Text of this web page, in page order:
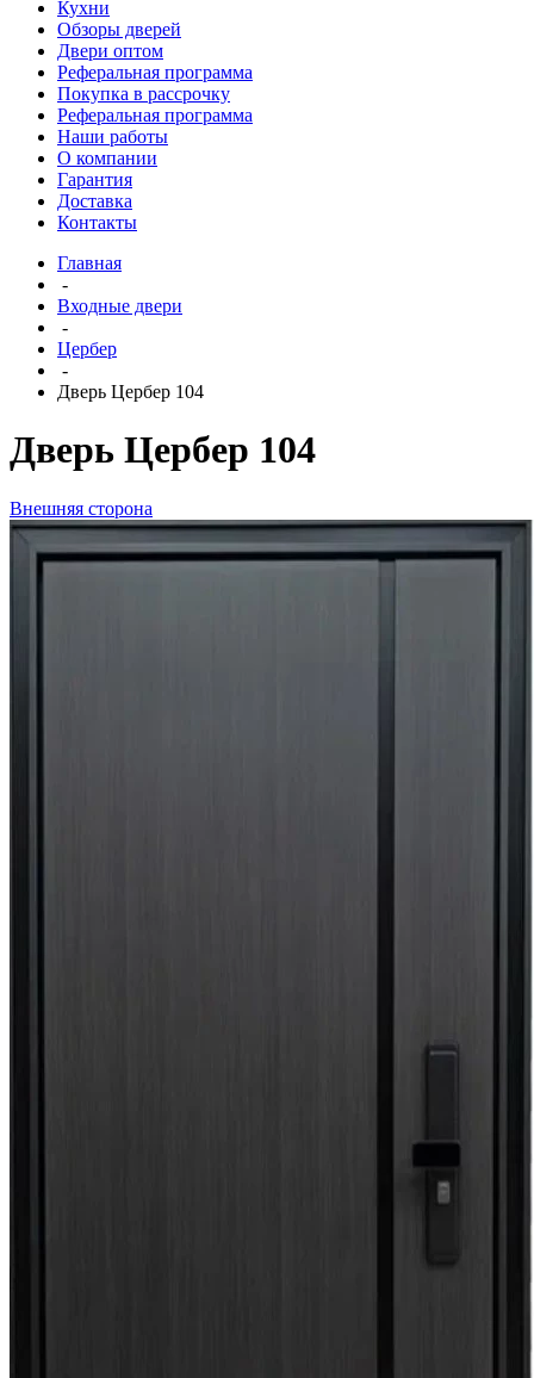
Кухни
Обзоры дверей
Двери оптом
Реферальная программа
Покупка в рассрочку
Реферальная программа
Наши работы
О компании
Гарантия
Доставка
Контакты
Главная
-
Входные двери
-
Цербер
-
Дверь Цербер 104
Дверь Цербер 104
Внешняя сторона